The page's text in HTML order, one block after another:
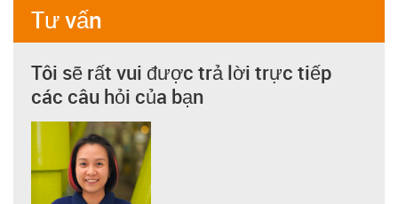
Tư vấn
Tôi sẽ rất vui được trả lời trực tiếp
các câu hỏi của bạn